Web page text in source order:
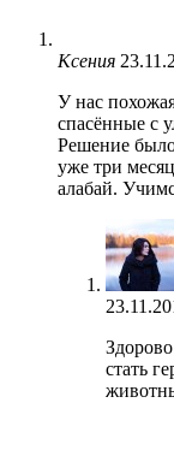
Ксения
У нас
спасённые с
Решение
уже три
алабай.
стать